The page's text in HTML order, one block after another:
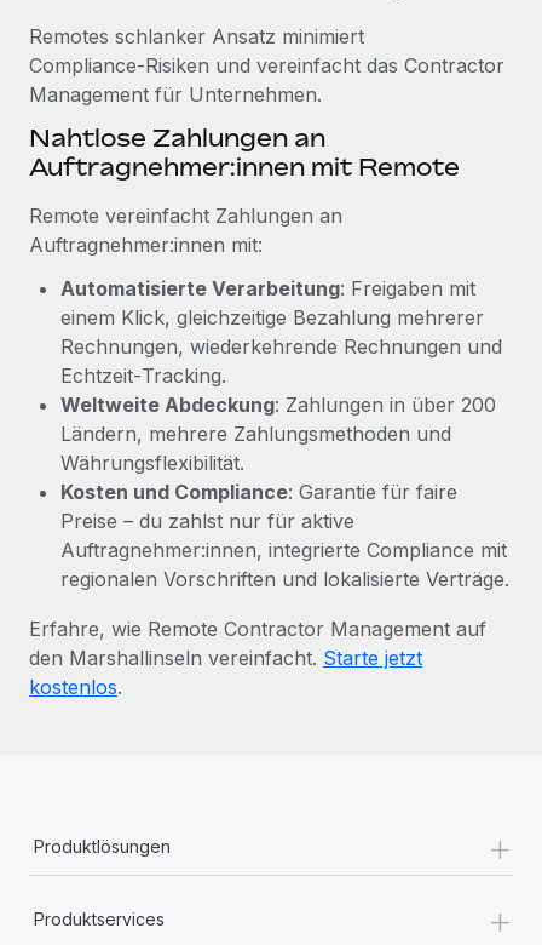
Mehr erfahren
Remotes schlanker Ansatz minimiert
Compliance‑Risiken und vereinfacht das Contractor
Management für Unternehmen.
Nahtlose Zahlungen an
Auftragnehmer:innen mit Remote
Remote vereinfacht Zahlungen an
Auftragnehmer:innen mit:
Automatisierte Verarbeitung: Freigaben mit
einem Klick, gleichzeitige Bezahlung mehrerer
Rechnungen, wiederkehrende Rechnungen und
Echtzeit‑Tracking.
Weltweite Abdeckung: Zahlungen in über 200
Ländern, mehrere Zahlungsmethoden und
Währungsflexibilität.
Kosten und Compliance: Garantie für faire
Preise – du zahlst nur für aktive
Auftragnehmer:innen, integrierte Compliance mit
regionalen Vorschriften und lokalisierte Verträge.
Erfahre, wie Remote Contractor Management auf
den Marshallinseln vereinfacht. Starte jetzt
kostenlos.
Produktlösungen +
Produktservices +